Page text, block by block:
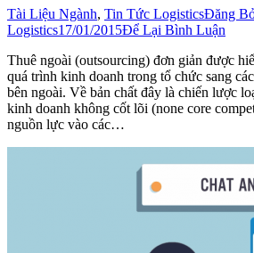
Tài Liệu Ngành, Tin Tức LogisticsĐăng
Logistics17/01/2015Để Lại Bình Luận
Thuê ngoài (outsourcing) đơn giản được
quá trình kinh doanh trong tổ chức sang
bên ngoài. Về bản chất đây là chiến lược
kinh doanh không cốt lõi (none core
nguồn lực vào các…